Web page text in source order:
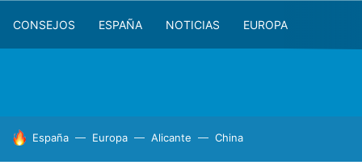
CONSEJOS ESPAÑA NOTICIAS EUROPA
HOY SE HABLA DE
España Europa Alicante China